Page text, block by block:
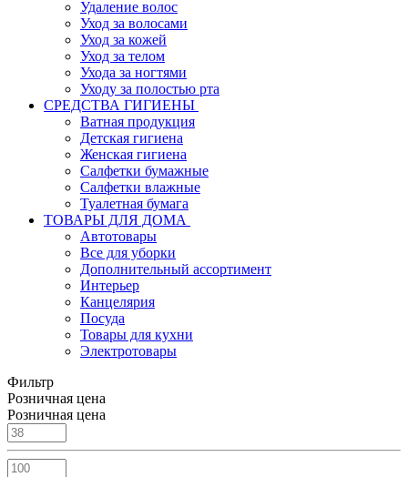
Удаление волос
Уход за волосами
Уход за кожей
Уход за телом
Ухода за ногтями
Уходу за полостью рта
СРЕДСТВА ГИГИЕНЫ
Ватная продукция
Детская гигиена
Женская гигиена
Салфетки бумажные
Салфетки влажные
Туалетная бумага
ТОВАРЫ ДЛЯ ДОМА
Автотовары
Все для уборки
Дополнительный ассортимент
Интерьер
Канцелярия
Посуда
Товары для кухни
Электротовары
Фильтр
Розничная цена
Розничная цена